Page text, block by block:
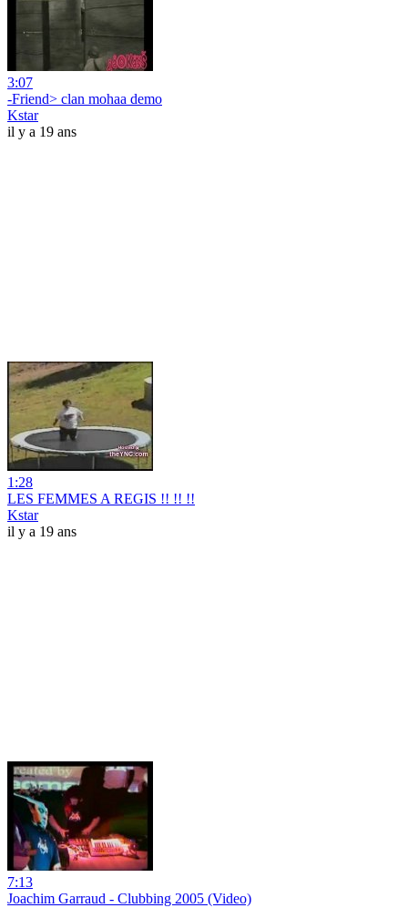
3:07
-Friend> clan mohaa demo
Kstar
il y a 19 ans
1:28
LES FEMMES A REGIS !! !! !!
Kstar
il y a 19 ans
7:13
Joachim Garraud - Clubbing 2005 (Video)